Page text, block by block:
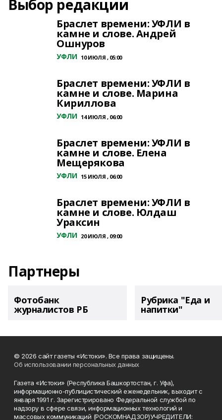
Выбор редакции
Браслет времени: УФЛИ в
камне и слове. Андрей
Ошнуров
УФЛИ 10 ИЮЛЯ , 05:00
Браслет времени: УФЛИ в
камне и слове. Марина
Кириллова
УФЛИ 14 ИЮЛЯ , 06:00
Браслет времени: УФЛИ в
камне и слове. Елена
Мещерякова
УФЛИ 15 ИЮЛЯ , 06:00
Браслет времени: УФЛИ в
камне и слове. Юлдаш
Ураксин
УФЛИ 20 ИЮЛЯ , 09:00
Партнеры
Фотобанк
журналистов РБ
Рубрика "Еда и
напитки"
© 2026 сайт газеты «Истоки». Все права защищены.
Об использовании персональных данных
Газета «Истоки» (Республика Башкортостан, г. Уфа),
информационно-публицистический еженедельник, выходит с
января 1991 г. Зарегистрировано Федеральной службой по
надзору в сфере связи, информационных технологий и
массовых коммуникаций (РОСКОМНАДЗОР)УЧРЕДИТЕЛИ: